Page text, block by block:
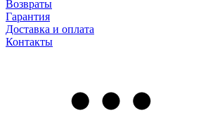
Возвраты
Гарантия
Доставка и оплата
Контакты